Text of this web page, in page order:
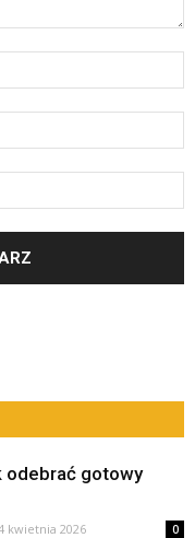
odebrać gotowy
kwietnia 2026 0